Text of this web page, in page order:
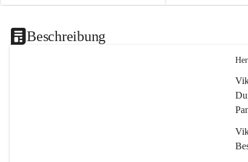
Beschreibung